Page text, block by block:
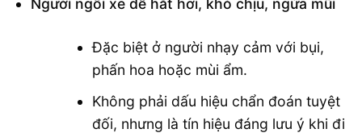
Người ngồi xe dễ hắt hơi, khó chịu, ngứa mũi
Đặc biệt ở người nhạy cảm với bụi,
phấn hoa hoặc mùi ẩm.
Không phải dấu hiệu chẩn đoán tuyệt
đối, nhưng là tín hiệu đáng lưu ý khi đi